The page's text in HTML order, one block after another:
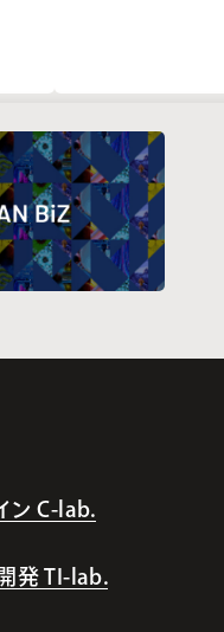
ン C-lab.
発 TI-lab.